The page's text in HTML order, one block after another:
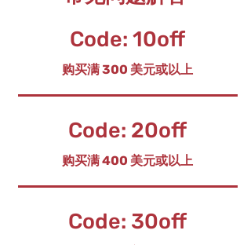
Code: 10off
购买满 300 美元或以上
Code: 20off
购买满 400 美元或以上
Code: 30off